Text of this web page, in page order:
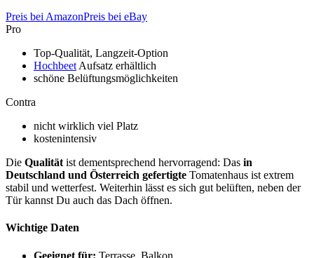
Preis bei AmazonPreis bei eBay
Pro
Top-Qualität, Langzeit-Option
Hochbeet Aufsatz erhältlich
schöne Belüftungsmöglichkeiten
Contra
nicht wirklich viel Platz
kostenintensiv
Die Qualität ist dementsprechend hervorragend: Das in
Deutschland und Österreich gefertigte Tomatenhaus ist extrem
stabil und wetterfest. Weiterhin lässt es sich gut belüften, neben der
Tür kannst Du auch das Dach öffnen.
Wichtige Daten
Geeignet für: Terrasse, Balkon